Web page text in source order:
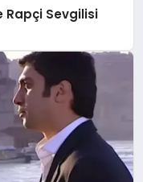
Rapçi Sevgilisi